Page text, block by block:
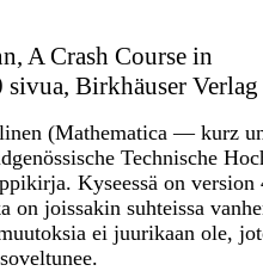
A Crash Course in
sivua, Birkhäuser
(Mathematica — kurz
Technische
Kyseessä on version
on joissakin suhteissa
ei juurikaan ole,